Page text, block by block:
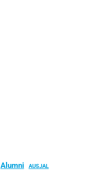
Alumni
AUSJAL